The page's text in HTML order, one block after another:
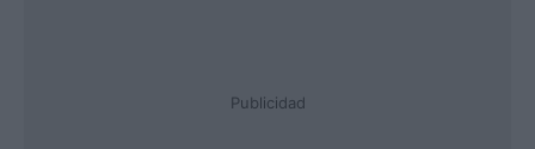
Publicidad